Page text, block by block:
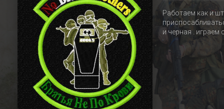
Работаем как и
и черная . играем